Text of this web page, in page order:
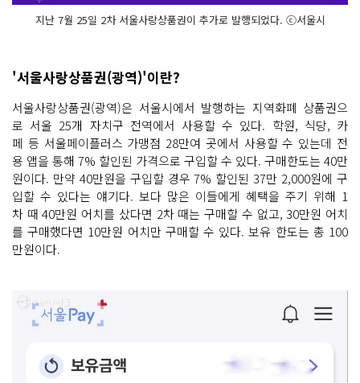
지난 7월 25일 2차 서울사랑상품권이 추가로 발행되었다. ⓒ서울시
'서울사랑상품권(광역)'이란?
서울사랑상품권(광역)은 서울시에서 발행하는 지역화폐 상품권으
로 서울 25개 자치구 전역에서 사용할 수 있다. 학원, 식당, 카
페 등 서울페이플러스 가맹점 28만여 곳에서 사용할 수 있는데 전
용 앱을 통해 7% 할인된 가격으로 구입할 수 있다. 구매한도는 40만
원이다. 만약 40만원을 구입할 경우 7% 할인된 37만 2,000원에 구
입할 수 있다는 얘기다. 보다 많은 이들에게 혜택을 주기 위해 1
차 때 40만원 어치를 샀다면 2차 때는 구매할 수 없고, 30만원 어치
를 구매했다면 10만원 어치만 구매할 수 있다. 보유 한도는 총 100
만원이다.